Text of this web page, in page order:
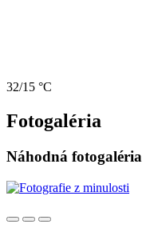
32/15 °C
Fotogaléria
Náhodná fotogaléria